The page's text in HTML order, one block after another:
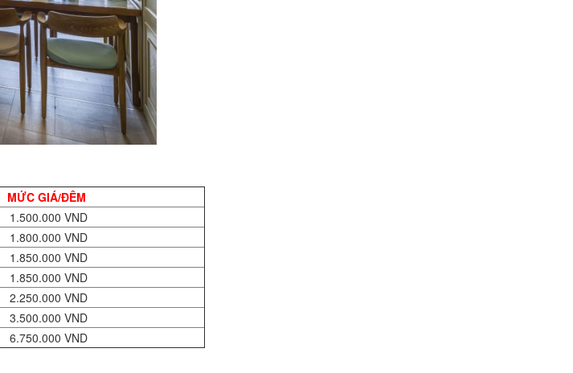
MỨC GIÁ/ĐÊM
1.500.000 VND
1.800.000 VND
1.850.000 VND
1.850.000 VND
2.250.000 VND
3.500.000 VND
6.750.000 VND